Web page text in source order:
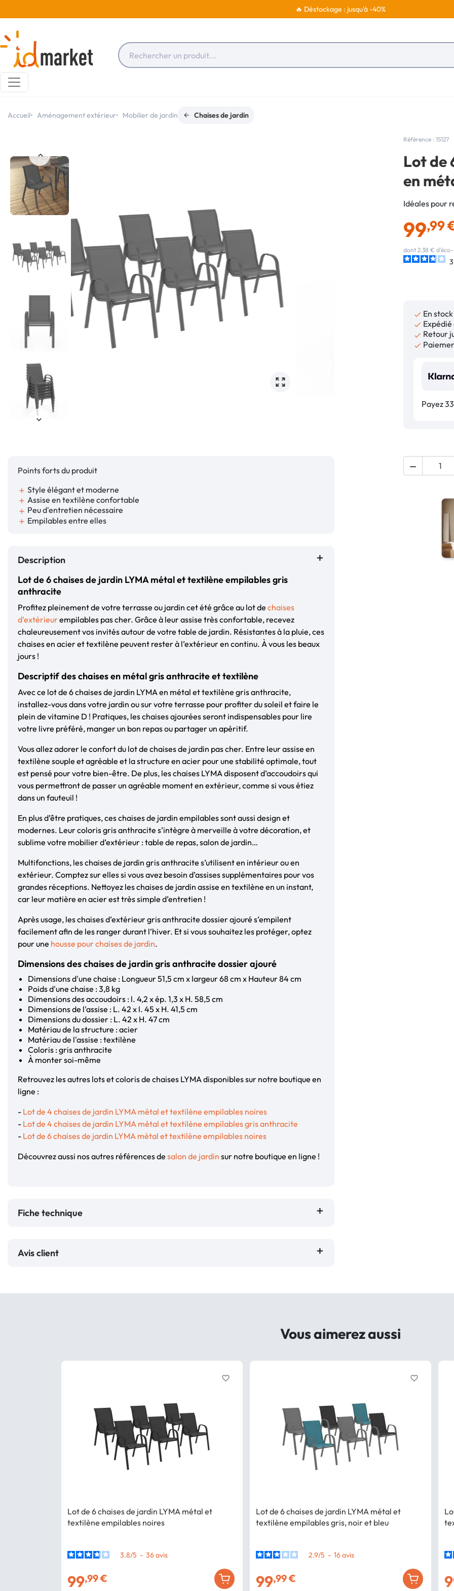
🔥 Déstockage : jusqu'à -40%
Accueil Aménagement extérieur Mobilier de jardin Chaises de jardin
Points forts du produit
add Style élégant et moderne
add Assise en textilène confortable
add Peu d'entretien nécessaire
add Empilables entre elles
Description
Lot de 6 chaises de jardin LYMA métal et textilène empilables gris
anthracite
Profitez pleinement de votre terrasse ou jardin cet été grâce au lot de chaises
d’extérieurempilables pas cher. Grâce à leur assise très confortable, recevez
chaleureusement vos invités autour de votre table de jardin. Résistantes à la pluie, ces
chaises en acier et textilène peuvent rester à l’extérieur en continu. À vous les beaux
jours !
Descriptif des chaises en métal gris anthracite et textilène
Avec ce lot de 6 chaises de jardin LYMA en métal et textilène gris anthracite,
installez-vous dans votre jardin ou sur votre terrasse pour profiter du soleil et faire le
plein de vitamine D ! Pratiques, les chaises ajourées seront indispensables pour lire
votre livre préféré, manger un bon repas ou partager un apéritif.
Vous allez adorer le confort du lot de chaises de jardin pas cher. Entre leur assise en
textilène souple et agréable et la structure en acier pour une stabilité optimale, tout
est pensé pour votre bien-être. De plus, les chaises LYMA disposent d’accoudoirs qui
vous permettront de passer un agréable moment en extérieur, comme si vous étiez
dans un fauteuil !
En plus d’être pratiques, ces chaises de jardin empilables sont aussi design et
modernes. Leur coloris gris anthracite s’intègre à merveille à votre décoration, et
sublime votre mobilier d’extérieur : table de repas, salon de jardin…
Multifonctions, les chaises de jardin gris anthracite s’utilisent en intérieur ou en
extérieur. Comptez sur elles si vous avez besoin d’assises supplémentaires pour vos
grandes réceptions. Nettoyez les chaises de jardin assise en textilène en un instant,
car leur matière en acier est très simple d’entretien !
Après usage, les chaises d’extérieur gris anthracite dossier ajouré s’empilent
facilement afin de les ranger durant l’hiver. Et si vous souhaitez les protéger, optez
pour une housse pour chaises de jardin.
Dimensions des chaises de jardin gris anthracite dossier ajouré
Dimensions d'une chaise : Longueur 51,5 cm x largeur 68 cm x Hauteur 84 cm
Poids d'une chaise : 3,8 kg
Dimensions des accoudoirs : l. 4,2 x ép. 1,3 x H. 58,5 cm
Dimensions de l'assise : L. 42 x l. 45 x H. 41,5 cm
Dimensions du dossier : L. 42 x H. 47 cm
Matériau de la structure : acier
Matériau de l'assise : textilène
Coloris : gris anthracite
À monter soi-même
Retrouvez les autres lots et coloris de chaises LYMA disponibles sur notre boutique en
ligne :
- Lot de 4 chaises de jardin LYMA métal et textilène empilables noires
- Lot de 4 chaises de jardin LYMA métal et textilène empilables gris anthracite
- Lot de 6 chaises de jardin LYMA métal et textilène empilables noires
Découvrez aussi nos autres références de salon de jardin sur notre boutique en ligne !
Fiche technique
Avis client
Référence : 15127
Lot de
en
Idéales pour
99,99
dont 2.38 €
 En stock

 Retour

Payez

Vous aimerez aussi
Lot de 6 chaises de jardin LYMA métal et
textilène empilables noires
3.8/5 - 36avis
99,99 €
favorite_border
Lot de 6 chaises de jardin LYMA métal et
textilène empilables gris, noir et bleu
2.9/5 - 16avis
99,99 €
favorite_border